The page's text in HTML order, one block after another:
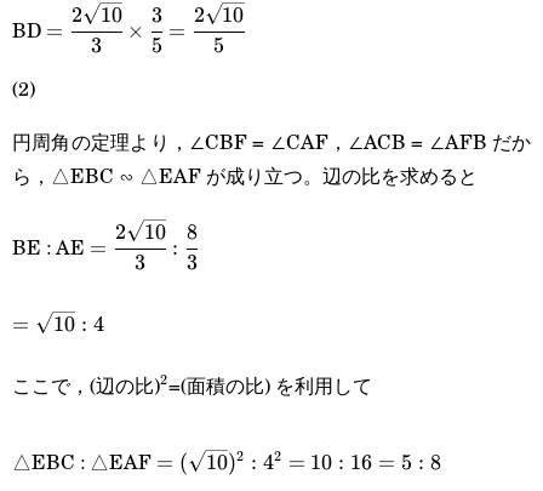
BD
=\cfrac{2\sqrt{10}}
{3}\times\cfrac{3}
{5}
=
3
2 10
×
5
3
=
5
2 10
(2)
円周角の定理より，∠CBF = ∠CAF，∠ACB = ∠AFB だか
ら，△EBC ∽ △EAF が成り立つ。辺の比を求めると
BE : AE
=\cfrac{2\sqrt{10}}
{3}:\cfrac{8}{3}
=
3
2 10
:
3
8
=\sqrt{10}:4
= 10 : 4
ここで，(辺の比)^2
2=(面積の比) を利用して
△EBC : △EAF = ( 10)2 : 42 = 10 : 16 = 5 : 8